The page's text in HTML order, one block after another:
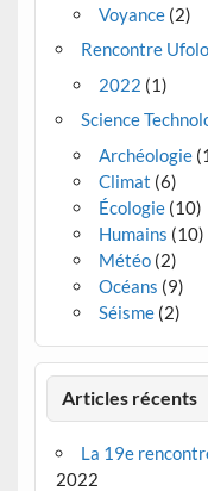
Voyance(2)
Rencontre
2022 (1)
Science
Archéologie
Climat (6)
Écologie(10)
Humains (10)
Météo(2)
Océans (9)
Séisme(2)
Articles récents
La 19e
2022